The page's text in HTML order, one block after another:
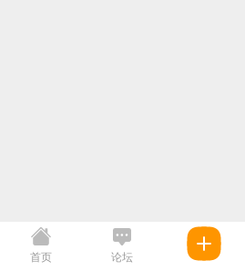
首页 论坛